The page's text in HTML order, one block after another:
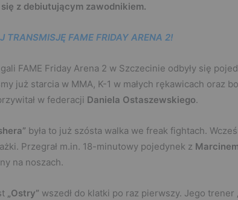
się z debiutującym zawodnikiem.
TRANSMISJĘ FAME FRIDAY ARENA 2!
FAME Friday Arena 2 w Szczecinie odbyły się
już starcia w MMA, K-1 w małych rękawicach oraz
w federacji Daniela Ostaszewskiego.
była to już szósta walka we freak fightach.
Przegrał m.in. 18-minutowy pojedynek z
na noszach.
„Ostry” wszedł do klatki po raz pierwszy. Jego trener